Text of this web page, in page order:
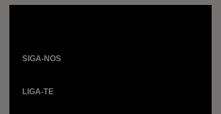
SIGA-NOS
LIGA-TE